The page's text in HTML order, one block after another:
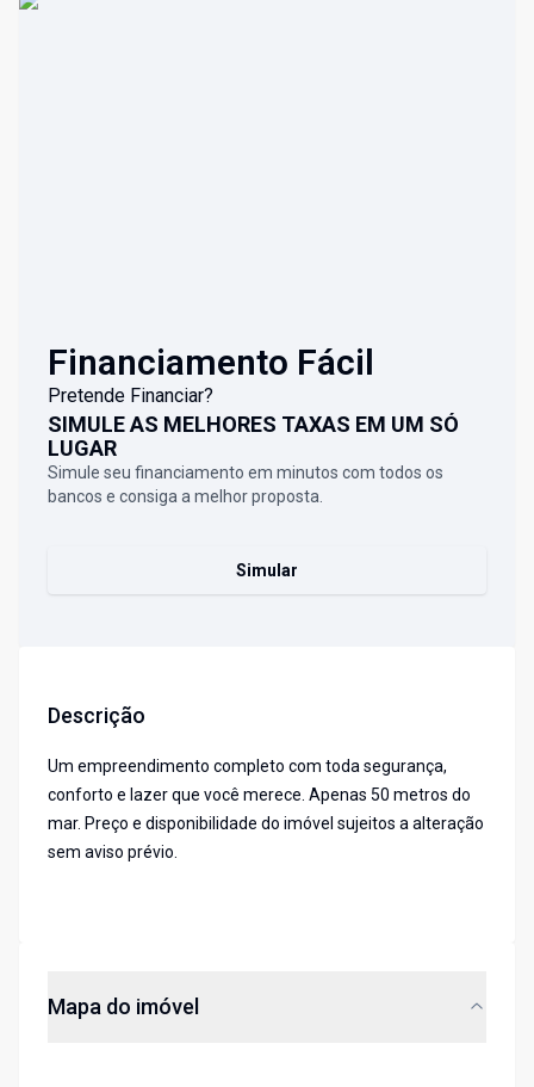
Financiamento Fácil
Pretende Financiar?
SIMULE AS MELHORES TAXAS EM UM SÓ
LUGAR
Simule seu financiamento em minutos com todos os
bancos e consiga a melhor proposta.
Simular
Descrição
Um empreendimento completo com toda segurança,
conforto e lazer que você merece. Apenas 50 metros do
mar. Preço e disponibilidade do imóvel sujeitos a alteração
sem aviso prévio.
Mapa do imóvel